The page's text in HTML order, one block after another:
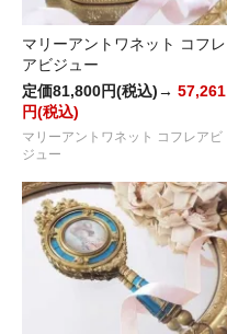
マリーアントワネット コフレ
アビジュー
定価81,800円(税込)→ 57,261
円(税込)
マリーアントワネット コフレアビ
ジュー